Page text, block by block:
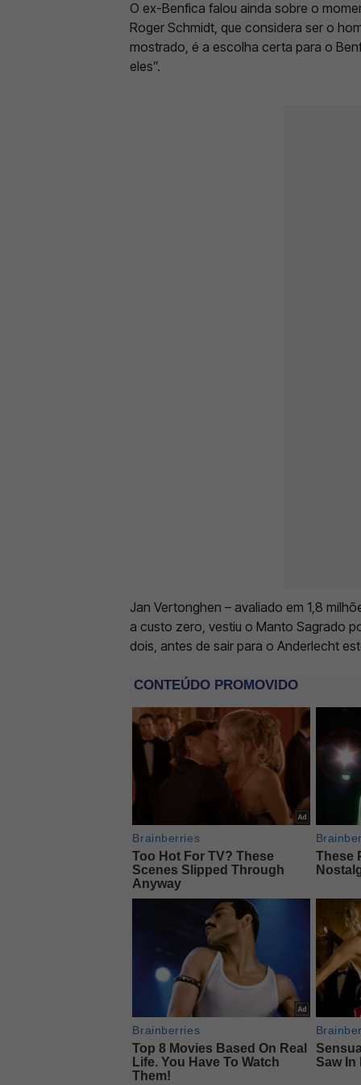
O ex-Benfica falou ainda sobre o
Roger Schmidt, que considera ser o
mostrado, é a escolha certa para o
eles”.
Jan Vertonghen – avaliado em 1,8
a custo zero, vestiu o Manto Sagrado
dois, antes de sair para o Anderlecht